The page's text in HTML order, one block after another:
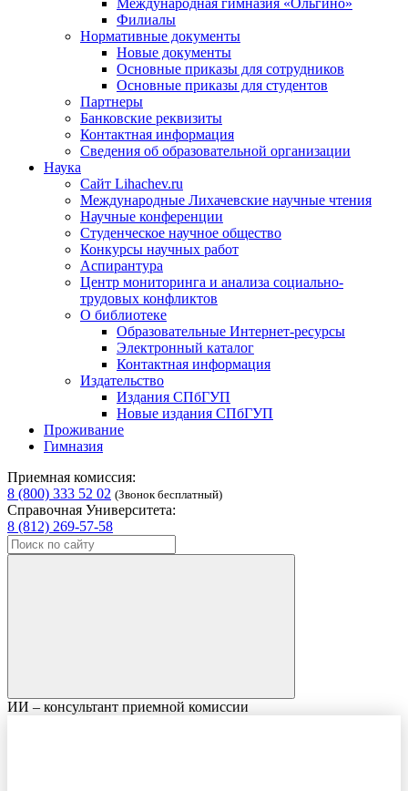
Международная гимназия «Ольгино»
Филиалы
Нормативные документы
Новые документы
Основные приказы для сотрудников
Основные приказы для студентов
Партнеры
Банковские реквизиты
Контактная информация
Сведения об образовательной организации
Наука
Сайт Lihachev.ru
Международные Лихачевские научные чтения
Научные конференции
Студенческое научное общество
Конкурсы научных работ
Аспирантура
Центр мониторинга и анализа социально-
трудовых конфликтов
О библиотеке
Образовательные Интернет-ресурсы
Электронный каталог
Контактная информация
Издательство
Издания СПбГУП
Новые издания СПбГУП
Проживание
Гимназия
Приемная комиссия:
8 (800) 333 52 02 (Звонок бесплатный)
Справочная Университета:
8 (812) 269-57-58
ИИ – консультант приемной комиссии